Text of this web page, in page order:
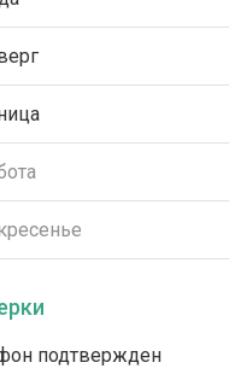
подтвержден